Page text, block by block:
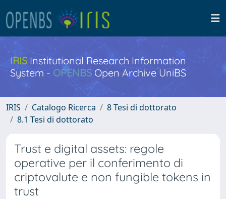
IRISInstitutional Research Information
System - OPENBS Open Archive UniBS
IRIS Catalogo Ricerca
8 Tesi di dottorato
8.1 Tesi di dottorato
Trust e digital assets: regole
operative per il conferimento di
criptovalute e non fungible tokens in
trust